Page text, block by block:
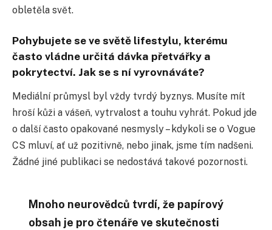
obletěla svět.
Pohybujete se ve světě lifestylu, kterému
často vládne určitá dávka přetvářky a
pokrytectví. Jak se s ní vyrovnáváte?
Mediální průmysl byl vždy tvrdý byznys. Musíte mít
hroší kůži a vášeň, vytrvalost a touhu vyhrát. Pokud jde
o další často opakované nesmysly – kdykoli se o Vogue
CS mluví, ať už pozitivně, nebo jinak, jsme tím nadšeni.
Žádné jiné publikaci se nedostává takové pozornosti.
Mnoho neurovědců tvrdí, že papírový
obsah je pro čtenáře ve skutečnosti